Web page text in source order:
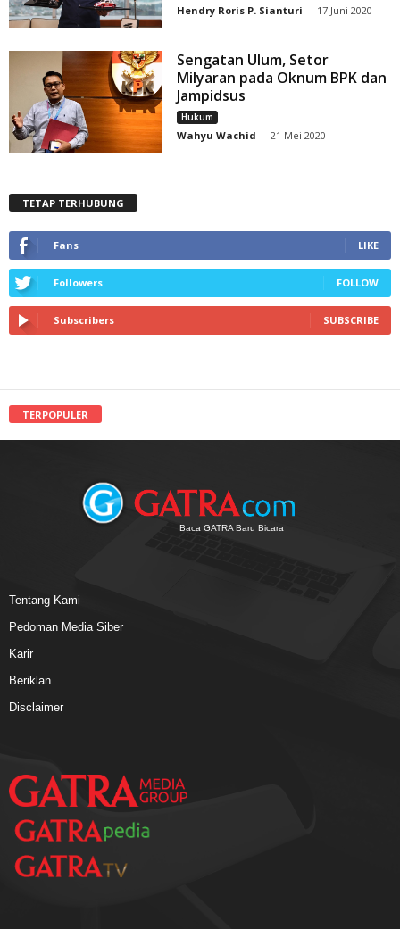
Hendry Roris P. Sianturi - 17 Juni 2020
Sengatan Ulum, Setor
Milyaran pada Oknum BPK dan
Jampidsus
Hukum
Wahyu Wachid - 21 Mei 2020
TETAP TERHUBUNG
Fans LIKE
Followers FOLLOW
Subscribers SUBSCRIBE
TERPOPULER
Baca GATRA Baru Bicara
Tentang Kami
Pedoman Media Siber
Karir
Beriklan
Disclaimer